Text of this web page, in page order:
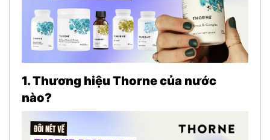
1. Thương hiệu Thorne của nước
nào?